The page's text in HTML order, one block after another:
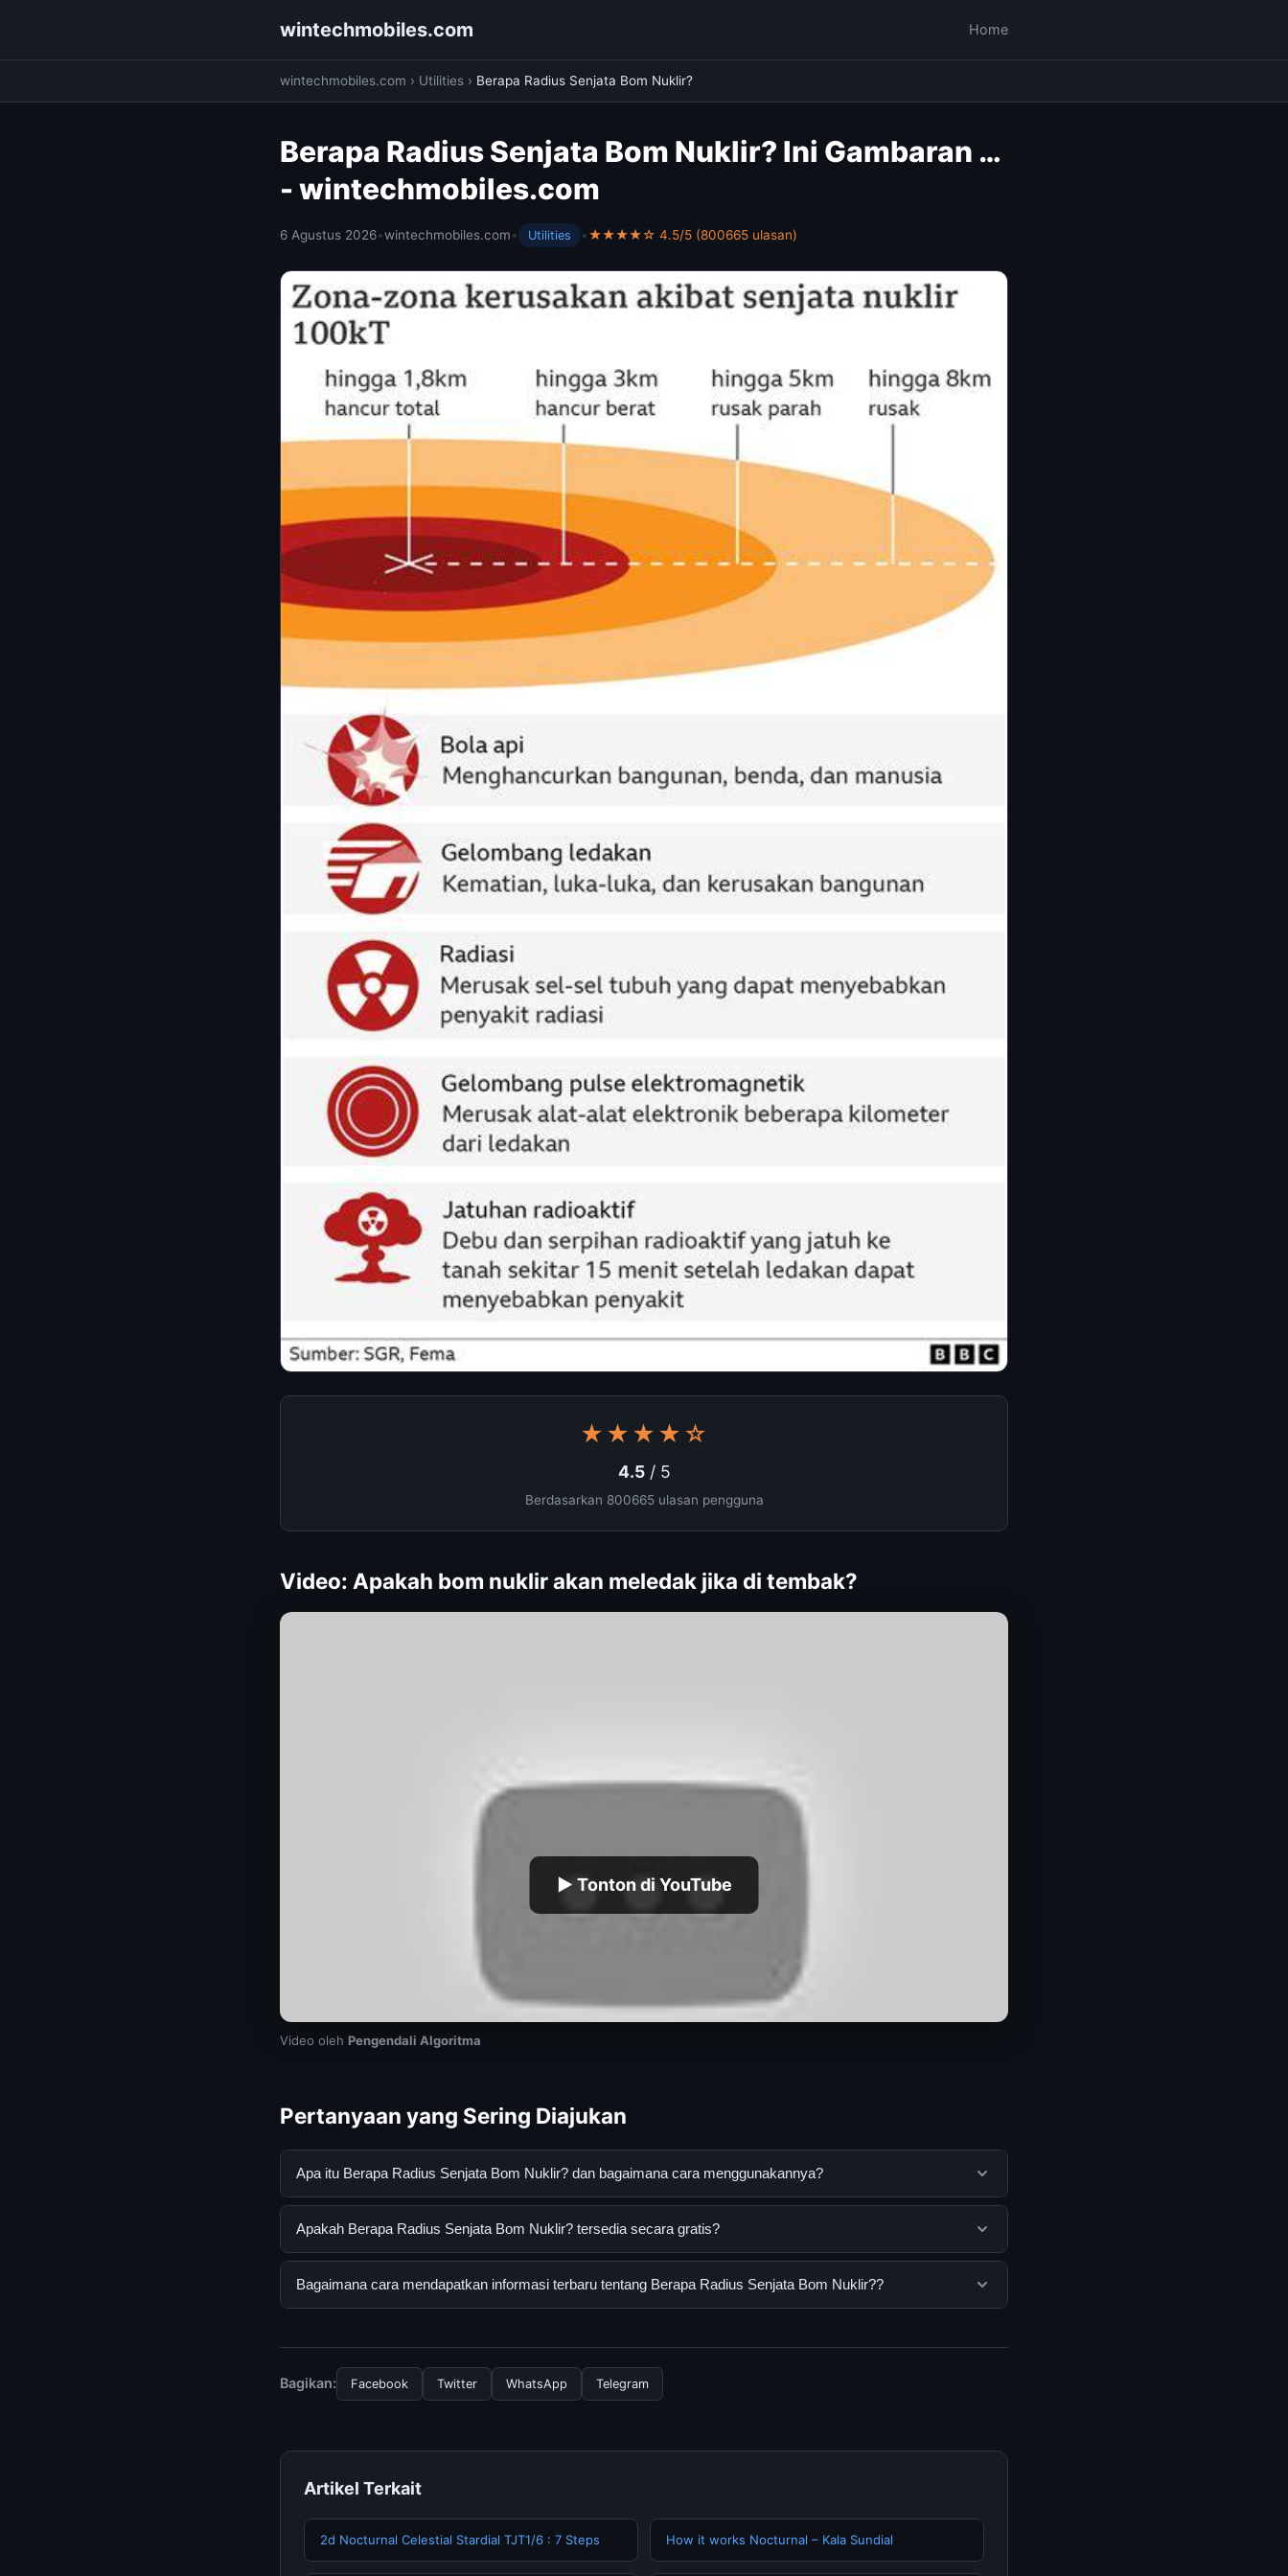
wintechmobiles.com Home
wintechmobiles.com › Utilities › Berapa Radius Senjata Bom Nuklir?
Berapa Radius Senjata Bom Nuklir? Ini Gambaran …
- wintechmobiles.com
6 Agustus 2026•wintechmobiles.com• Utilities •★★★★☆ 4.5/5 (800665 ulasan)
★★★★☆
4.5/ 5
Berdasarkan 800665 ulasan pengguna
Video: Apakah bom nuklir akan meledak jika di tembak?
▶ Tonton di YouTube
Video oleh Pengendali Algoritma
Pertanyaan yang Sering Diajukan
Apa itu Berapa Radius Senjata Bom Nuklir? dan bagaimana cara menggunakannya?
Berapa Radius Senjata Bom Nuklir? adalah layanan digital yang dirancang untuk membantu pengguna
resmi dan mengikuti panduan yang tersedia.
Apakah Berapa Radius Senjata Bom Nuklir? tersedia secara gratis?
Ya, Berapa Radius Senjata Bom Nuklir? dapat diakses secara gratis oleh semua pengguna. Tidak ada biaya
Bagaimana cara mendapatkan informasi terbaru tentang Berapa Radius Senjata Bom Nuklir??
terpercaya.
Bagikan: Facebook Twitter WhatsApp Telegram
Artikel Terkait
2d Nocturnal Celestial Stardial TJT1/6 : 7 Steps How it works Nocturnal – Kala Sundial